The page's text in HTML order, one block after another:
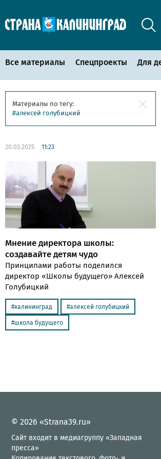
Все материалы Спецпроекты Для
Материалы по тегу:
алексей голубицкий
20.03.2025 11:23
Мнение директора школы:
создавайте детям чудо
Принципами работы поделился
директор «Школы будущего» Алексей
Голубицкий
калининград алексей голубицкий
школа будущего
© 2026 «Strana39.ru»
Сайт входит в медиагруппу «Западная
пресса»